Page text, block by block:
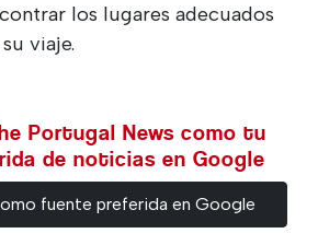
los lugares adecuados
viaje.
Portugal News como tu
de noticias en Google
fuente preferida en Google